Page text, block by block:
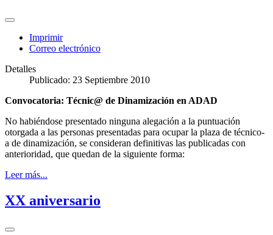
Imprimir
Correo electrónico
Detalles
Publicado: 23 Septiembre 2010
Convocatoria: Técnic@ de Dinamización en ADAD
No habiéndose presentado ninguna alegación a la puntuación
otorgada a las personas presentadas para ocupar la plaza de técnico-
a de dinamización, se consideran definitivas las publicadas con
anterioridad, que quedan de la siguiente forma:
Leer más...
XX aniversario